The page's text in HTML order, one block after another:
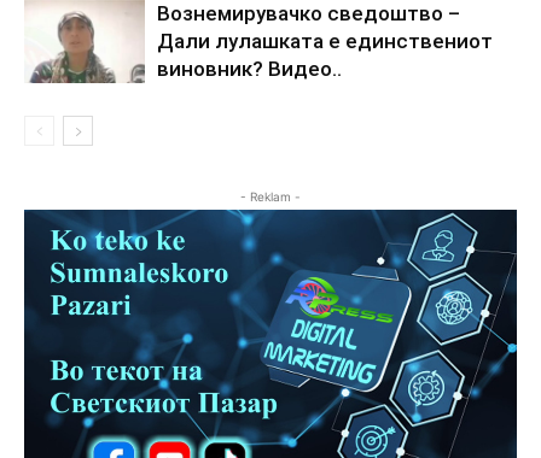
Вознемирувачко сведоштво –
Дали лулашката е единствениот
виновник? Видео..
- Reklam -